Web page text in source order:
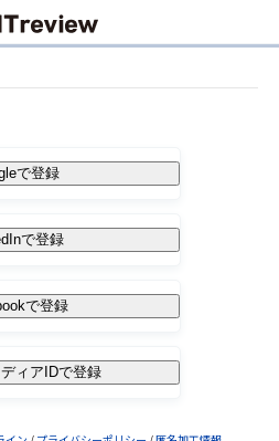
で登録
で登録
で登録
ィアIDで登録